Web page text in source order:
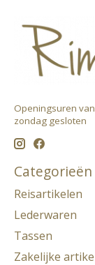
Openingsuren
zondag gesloten
Categorieën
Reisartikelen
Lederwaren
Tassen
Zakelijke